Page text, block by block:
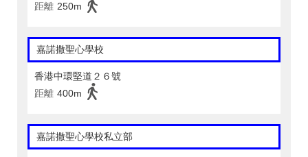
距離 250m
嘉諾撒聖心學校
香港中環堅道２６號
距離 400m
嘉諾撒聖心學校私立部